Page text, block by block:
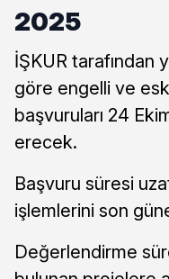
2025
İŞKUR tarafından
göre engelli ve
başvuruları 24
erecek.
Başvuru süresi
işlemlerini son
Değerlendirme